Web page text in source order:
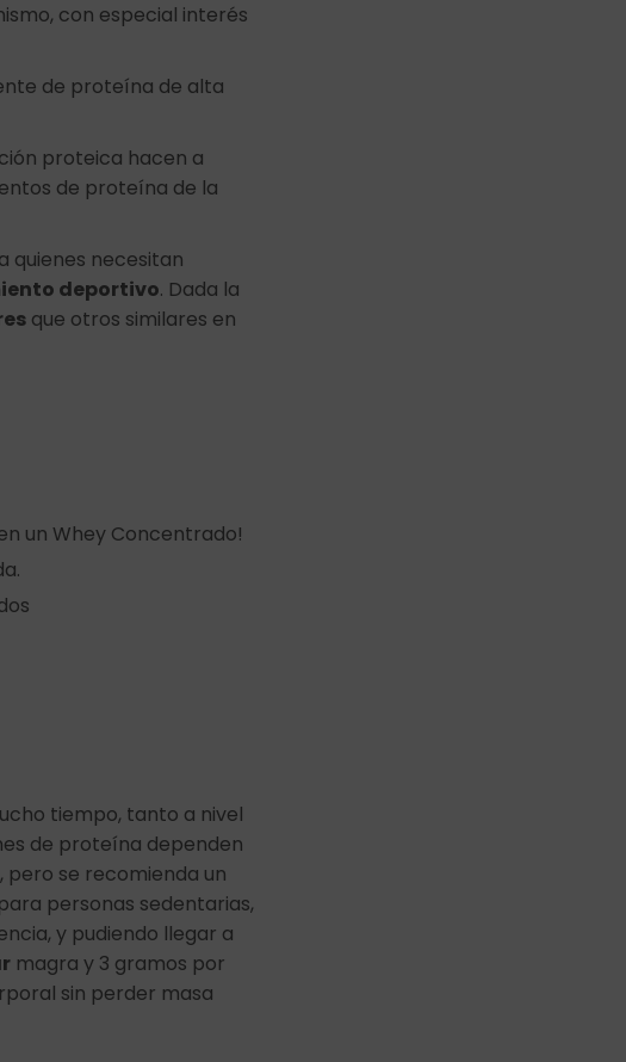
con especial interés
de proteína de alta
proteica hacen a
de proteína de la
quienes necesitan
deportivo. Dada la
que otros similares en
un Whey Concentrado!
tiempo, tanto a nivel
de proteína dependen
pero se recomienda un
personas sedentarias,
y pudiendo llegar a
magra y 3 gramos por
sin perder masa